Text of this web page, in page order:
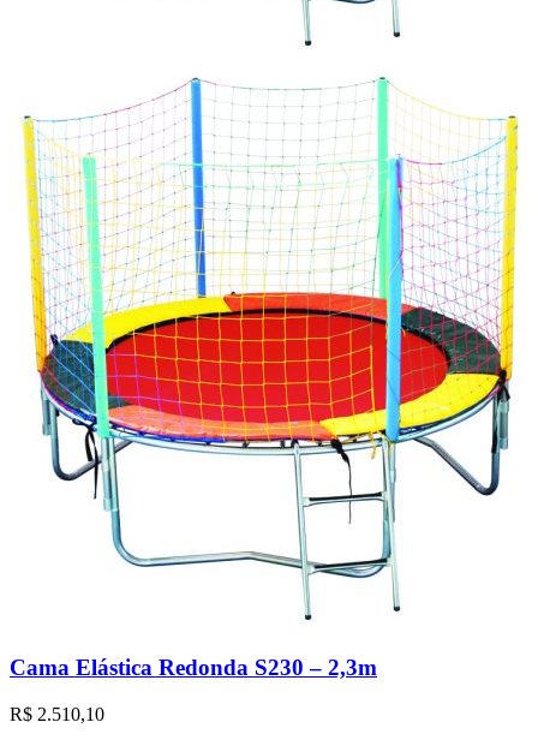
Cama Elástica Redonda S230 – 2,3m
R$ 2.510,10